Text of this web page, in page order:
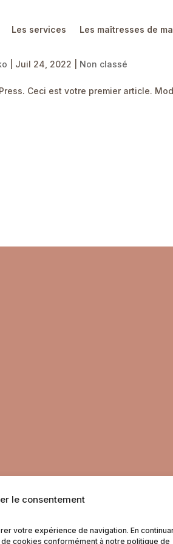
le consentement
votre expérience de navigation. En
cookies conformément à notre politique de
Les services Les maîtresses de
monde !
Juil 24, 2022 Non classé
Ceci est votre premier article.
18h